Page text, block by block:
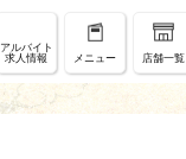
アルバイト
求人情報
メニュー 店舗一覧
店舗情報
SHOP INFO